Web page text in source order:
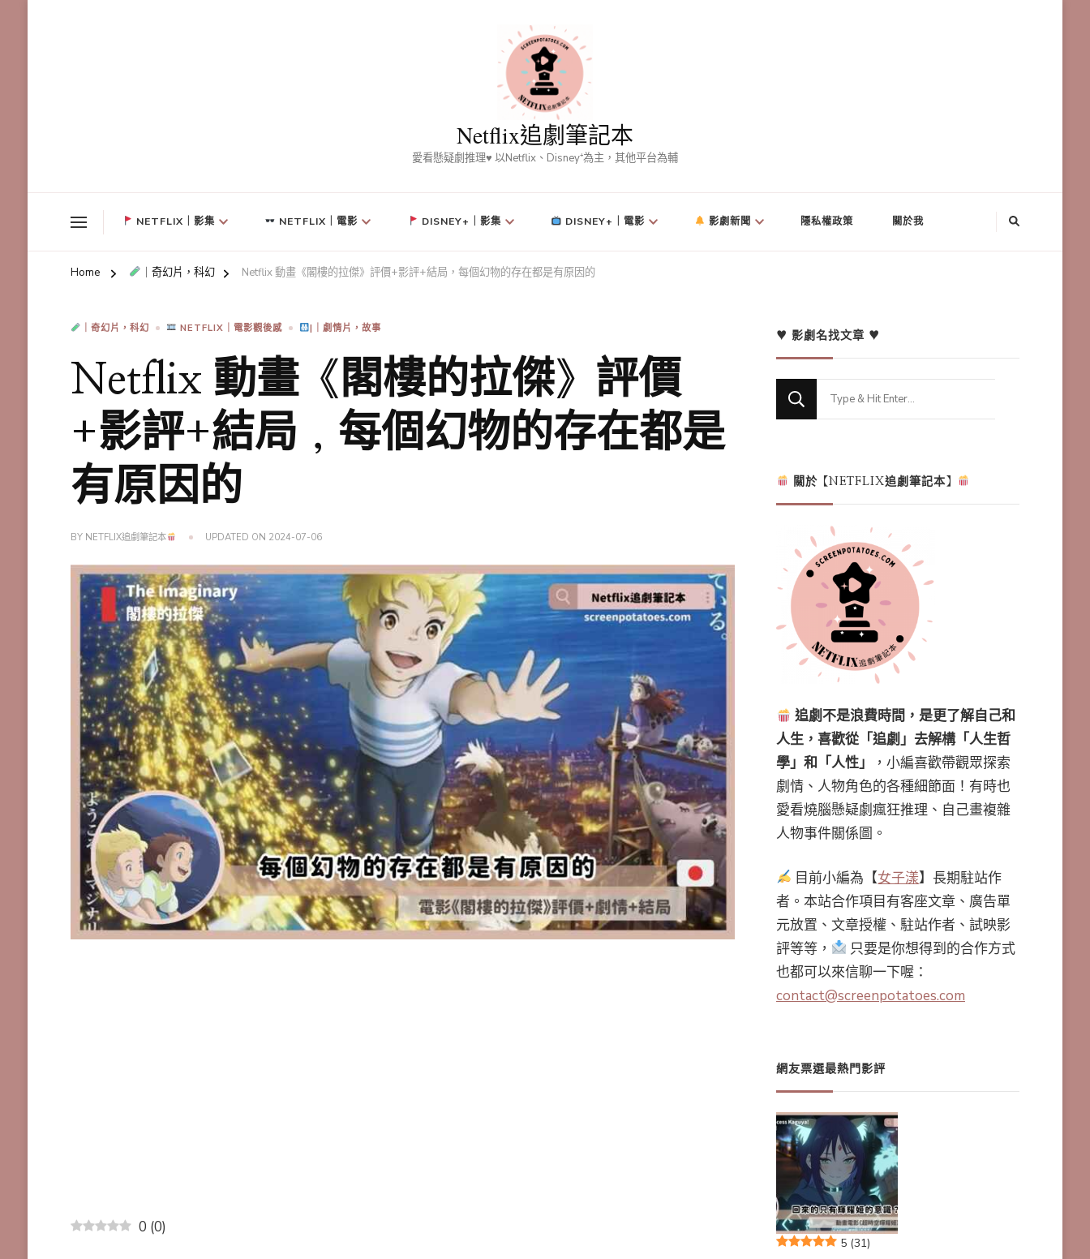
Netflix追劇筆記本
愛看懸疑劇推理♥ 以Netflix、Disney⁺為主，其他平台為輔
NETFLIX｜影集 NETFLIX｜電影 DISNEY+｜影集 DISNEY+｜電影 影劇新聞 隱私權政策 關於我
Home ｜奇幻片，科幻 Netflix 動畫《閣樓的拉傑》評價+影評+結局，每個幻物的存在都是有原因的
｜奇幻片，科幻 NETFLIX｜電影觀後感 |｜劇情片，故事
Netflix 動畫《閣樓的拉傑》評價
+影評+結局，每個幻物的存在都是
有原因的
BY NETFLIX追劇筆記本 UPDATED ON 2024-07-06
0 (0)
♥ 影劇名找文章 ♥
Looking
關於【NETFLIX追劇筆記本】
追劇不是浪費時間，是更了解自己和
人生，喜歡從「追劇」去解構「人生哲
學」和「人性」
，小編喜歡帶觀眾探索
劇情、人物角色的各種細節面！有時也
愛看燒腦懸疑劇瘋狂推理、自己畫複雜
人物事件關係圖。
目前小編為【女子漾】長期駐站作
者。本站合作項目有客座文章、廣告單
元放置、文章授權、駐站作者、試映影
評等等，
只要是你想得到的合作方式
也都可以來信聊一下喔：
contact@screenpotatoes.com
網友票選最熱門影評
5 (31)